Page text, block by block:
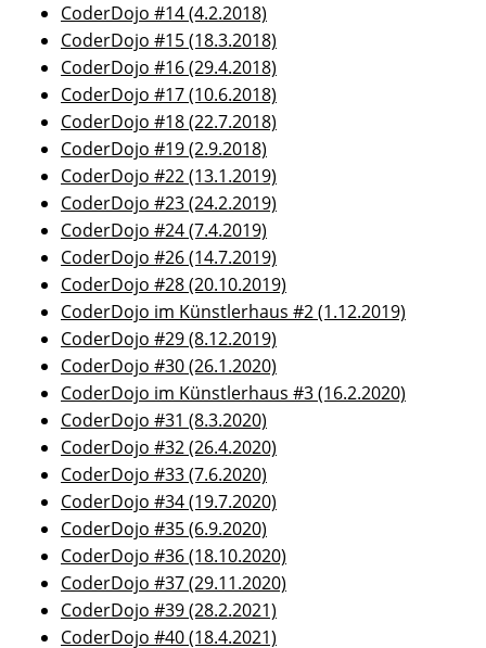
CoderDojo #14 (4.2.2018)
CoderDojo #15 (18.3.2018)
CoderDojo #16 (29.4.2018)
CoderDojo #17 (10.6.2018)
CoderDojo #18 (22.7.2018)
CoderDojo #19 (2.9.2018)
CoderDojo #22 (13.1.2019)
CoderDojo #23 (24.2.2019)
CoderDojo #24 (7.4.2019)
CoderDojo #26 (14.7.2019)
CoderDojo #28 (20.10.2019)
CoderDojo im Künstlerhaus #2 (1.12.2019)
CoderDojo #29 (8.12.2019)
CoderDojo #30 (26.1.2020)
CoderDojo im Künstlerhaus #3 (16.2.2020)
CoderDojo #31 (8.3.2020)
CoderDojo #32 (26.4.2020)
CoderDojo #33 (7.6.2020)
CoderDojo #34 (19.7.2020)
CoderDojo #35 (6.9.2020)
CoderDojo #36 (18.10.2020)
CoderDojo #37 (29.11.2020)
CoderDojo #39 (28.2.2021)
CoderDojo #40 (18.4.2021)